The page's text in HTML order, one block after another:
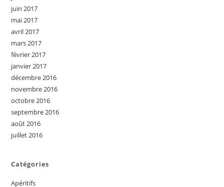
juin 2017
mai 2017
avril 2017
mars 2017
février 2017
janvier 2017
décembre 2016
novembre 2016
octobre 2016
septembre 2016
août 2016
juillet 2016
Catégories
Apéritifs